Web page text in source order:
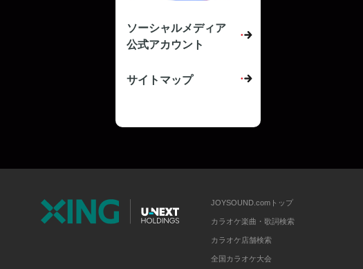
ソーシャルメディア
公式アカウント
サイトマップ
JOYSOUND.comトップ
カラオケ楽曲・歌詞検索
カラオケ店舗検索
全国カラオケ大会